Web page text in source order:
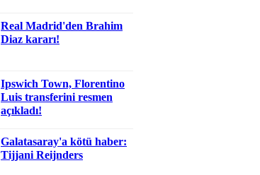
Real Madrid'den Brahim
Diaz kararı!
Ipswich Town, Florentino
Luis transferini resmen
açıkladı!
Galatasaray'a kötü haber:
Tijjani Reijnders